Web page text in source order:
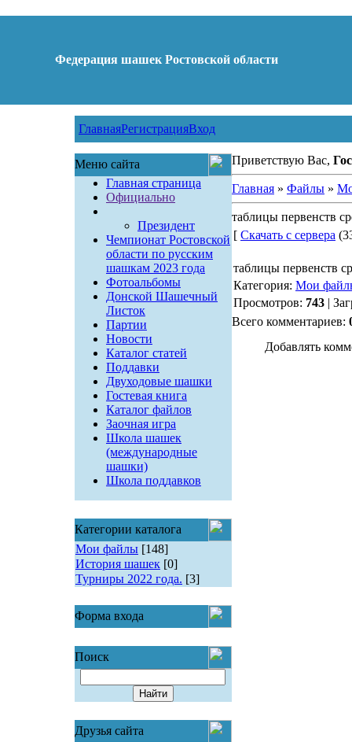
Федерация шашек Ростовской области
ГлавнаяРегистрацияВход
Меню сайта
Главная страница
Официально
Президент
Чемпионат Ростовской
области по русским
шашкам 2023 года
Фотоальбомы
Донской Шашечный
Листок
Партии
Новости
Каталог статей
Поддавки
Двуходовые шашки
Гостевая книга
Каталог файлов
Заочная игра
Школа шашек
(международные
шашки)
Школа поддавков
Категории каталога
Мои файлы [148]
История шашек [0]
Турниры 2022 года. [3]
Форма входа
Поиск
Друзья сайта
Приветствую Вас,
Главная» Файлы»
таблицы первенств
[ Скачать с сервера
таблицы первенств
Категория: Мои
Просмотров: 743|
Всего комментариев:
Добавлять